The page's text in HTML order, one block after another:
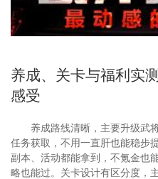
养成、关卡与福利实
感受
养成路线清晰，主要升级武
任务获取，不用一直肝也能稳步
副本、活动都能拿到，不氪金也
略也能过。关卡设计有区分度，